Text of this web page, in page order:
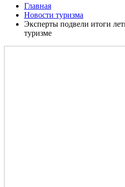
Главная
Новости туризма
Эксперты подвели итоги
туризме